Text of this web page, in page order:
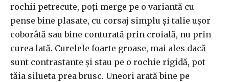
rochii petrecute, poți merge pe o variantă cu
pense bine plasate, cu corsaj simplu și talie ușor
coborâtă sau bine conturată prin croială, nu prin
curea lată. Curelele foarte groase, mai ales dacă
sunt contrastante și stau pe o rochie rigidă, pot
tăia silueta prea brusc. Uneori arată bine pe